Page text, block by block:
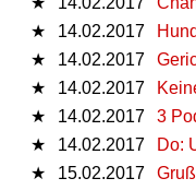
★
14.02.2017
★
14.02.2017
★
14.02.2017
★
14.02.2017
3
★
14.02.2017
Do:
★
15.02.2017